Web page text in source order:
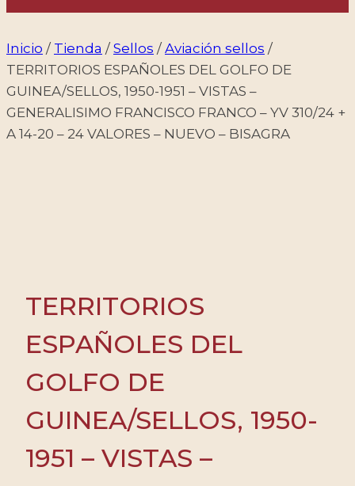
Inicio / Tienda / Sellos / Aviación sellos /
TERRITORIOS ESPAÑOLES DEL GOLFO DE
GUINEA/SELLOS, 1950-1951 – VISTAS –
GENERALISIMO FRANCISCO FRANCO – YV 310/24 +
A 14-20 – 24 VALORES – NUEVO – BISAGRA
TERRITORIOS
ESPAÑOLES DEL
GOLFO DE
GUINEA/SELLOS, 1950-
1951 – VISTAS –